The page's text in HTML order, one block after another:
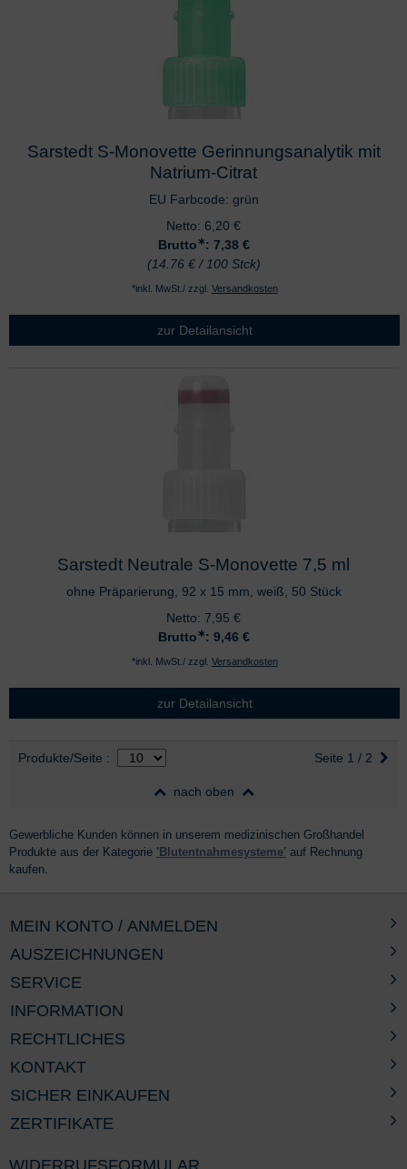
Sarstedt S-Monovette Gerinnungsanalytik mit
Natrium-Citrat
EU Farbcode: grün
Netto: 6,20 €
Brutto∗: 7,38 €
(14.76 € / 100 Stck)
*inkl. MwSt./ zzgl. Versandkosten
zur Detailansicht
Sarstedt Neutrale S-Monovette 7,5 ml
ohne Präparierung, 92 x 15 mm, weiß, 50 Stück
Netto: 7,95 €
Brutto∗: 9,46 €
*inkl. MwSt./ zzgl. Versandkosten
zur Detailansicht
Auswahl
Produkte/Seite nach Produktliste
:
nach oben
Seite 1 / 2
Gewerbliche Kunden können in unserem medizinischen Großhandel
Produkte aus der Kategorie 'Blutentnahmesysteme' auf Rechnung
kaufen.
AUSZEICHNUNGEN
SERVICE
INFORMATION
RECHTLICHES
MEIN KONTO / ANMELDEN
KONTAKT
SICHER EINKAUFEN
ZERTIFIKATE
WIDERRUFSFORMULAR